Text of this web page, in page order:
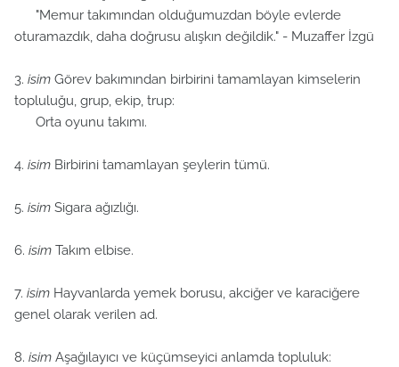
"Memur takımından olduğumuzdan böyle evlerde
oturamazdık, daha doğrusu alışkın değildik." - Muzaffer İzgü
3. isim Görev bakımından birbirini tamamlayan kimselerin
topluluğu, grup, ekip, trup:
Orta oyunu takımı.
4. isim Birbirini tamamlayan şeylerin tümü.
5. isim Sigara ağızlığı.
6. isim Takım elbise.
7. isim Hayvanlarda yemek borusu, akciğer ve karaciğere
genel olarak verilen ad.
8. isim Aşağılayıcı ve küçümseyici anlamda topluluk: